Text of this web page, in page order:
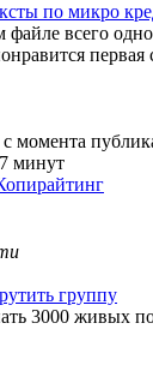
по микро
всего
первая
момента
минут
группу
3000 живых